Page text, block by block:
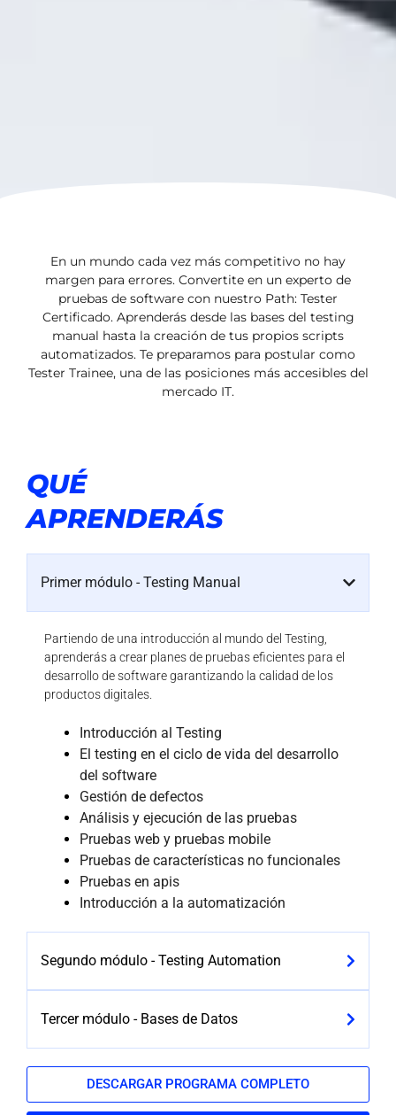
En un mundo cada vez más competitivo no hay
margen para errores. Convertite en un experto de
pruebas de software con nuestro Path: Tester
Certificado. Aprenderás desde las bases del testing
manual hasta la creación de tus propios scripts
automatizados. Te preparamos para postular como
Tester Trainee, una de las posiciones más accesibles del
mercado IT.
QUÉ
APRENDERÁS
Primer módulo -​ Testing Manual​
Partiendo de una introducción al mundo del Testing,
aprenderás a crear planes de pruebas eficientes para el
desarrollo de software garantizando la calidad de los
productos digitales.
Introducción al Testing
El testing en el ciclo de vida del desarrollo
del software
Gestión de defectos
Análisis y ejecución de las pruebas
Pruebas web y pruebas mobile
Pruebas de características no funcionales
Pruebas en apis
Introducción a la automatización
Segundo módulo -​ Testing Automation​
Tercer módulo -​ Bases de Datos
DESCARGAR PROGRAMA COMPLETO